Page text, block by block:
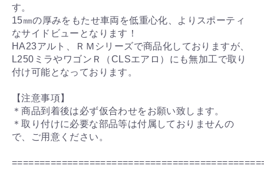
す。
15㎜の厚みをもたせ車両を低重心化、よりスポーティ
なサイドビューとなります！
HA23アルト、ＲＭシリーズで商品化しておりますが、
L250ミラやワゴンＲ（CLSエアロ）にも無加工で取り
付け可能となっております。
【注意事項】
＊商品到着後は必ず仮合わせをお願い致します。
＊取り付けに必要な部品等は付属しておりませんの
で、ご用意ください。